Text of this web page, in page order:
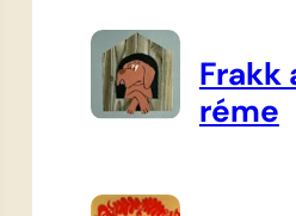
Frakk
réme